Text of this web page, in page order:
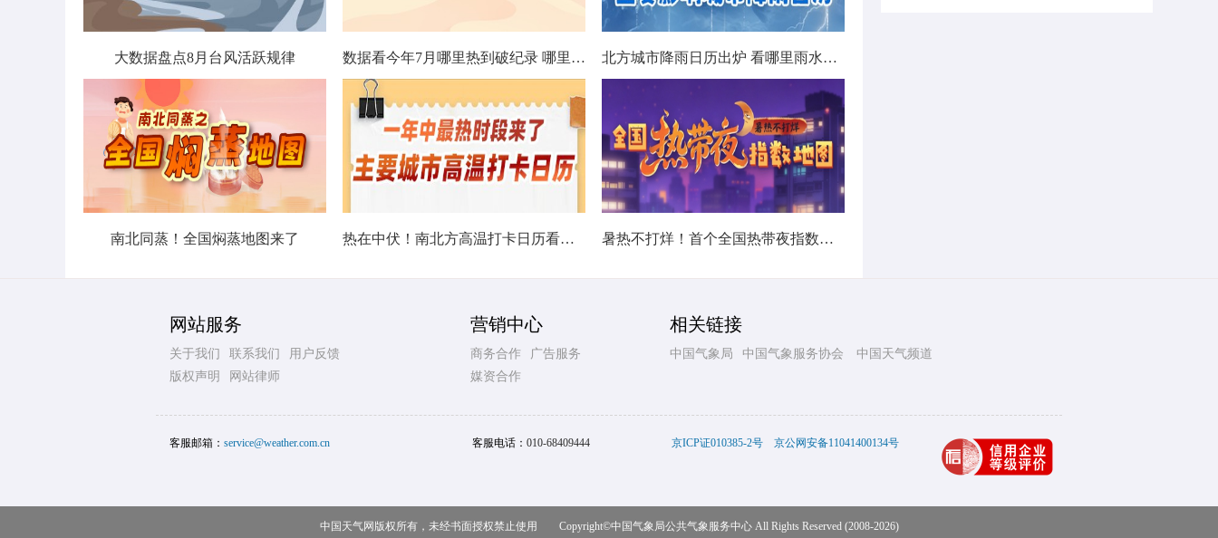
大数据盘点8月台风活跃规律 数据看今年7月哪里热到破纪录 哪里暑热连轴转 北方城市降雨日历出炉 看哪里雨水超长待机
南北同蒸！全国焖蒸地图来了 热在中伏！南北方高温打卡日历看哪里热力持久 暑热不打烊！首个全国热带夜指数地图发布
网站服务
关于我们 联系我们
用户反馈
版权声明
网站律师
营销中心
商务合作
广告服务
媒资合作
相关链接
中国气象局 中国气象服务协会 中国天气频道
客服邮箱： service@weather.com.cn 客服电话： 010-68409444 京ICP证010385-2号 京公网安备11041400134号
中国天气网版权所有，未经书面授权禁止使用 Copyright©中国气象局公共气象服务中心All Rights Reserved (2008-2026)